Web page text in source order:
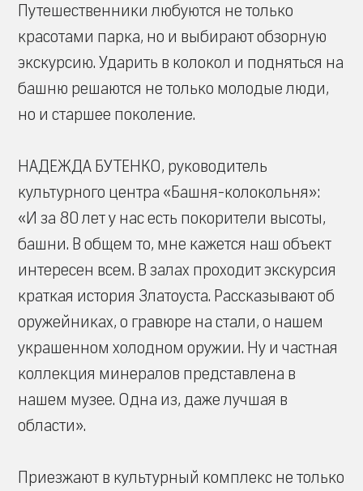
Путешественники любуются не только
красотами парка, но и выбирают обзорную
экскурсию. Ударить в колокол и подняться на
башню решаются не только молодые люди,
но и старшее поколение.
НАДЕЖДА БУТЕНКО, руководитель
культурного центра «Башня-колокольня»:
«И за 80 лет у нас есть покорители высоты,
башни. В общем то, мне кажется наш объект
интересен всем. В залах проходит экскурсия
краткая история Златоуста. Рассказывают об
оружейниках, о гравюре на стали, о нашем
украшенном холодном оружии. Ну и частная
коллекция минералов представлена в
нашем музее. Одна из, даже лучшая в
области».
Приезжают в культурный комплекс не только